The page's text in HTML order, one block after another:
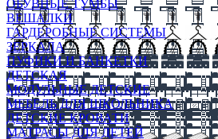
ОБУВНЫЕ ТУМБЫ
ВЕШАЛКИ
ГАРДЕРОБНЫЕ СИСТЕМЫ
ЗЕРКАЛА
ПУФИКИ И БАНКЕТКИ
ДЕТСКАЯ
МОДУЛЬНЫЕ ДЕТСКИЕ
МЕБЕЛЬ ДЛЯ ШКОЛЬНИКА
ДЕТСКИЕ КРОВАТИ
МАТРАСЫ ДЛЯ ДЕТЕЙ